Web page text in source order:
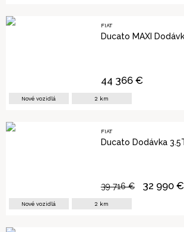
FIAT
Ducato MAXI
Nové vozidlá 2 km
44 366€
FIAT
Ducato Dodávka
Nové vozidlá 2 km
39 716€ 32 990€